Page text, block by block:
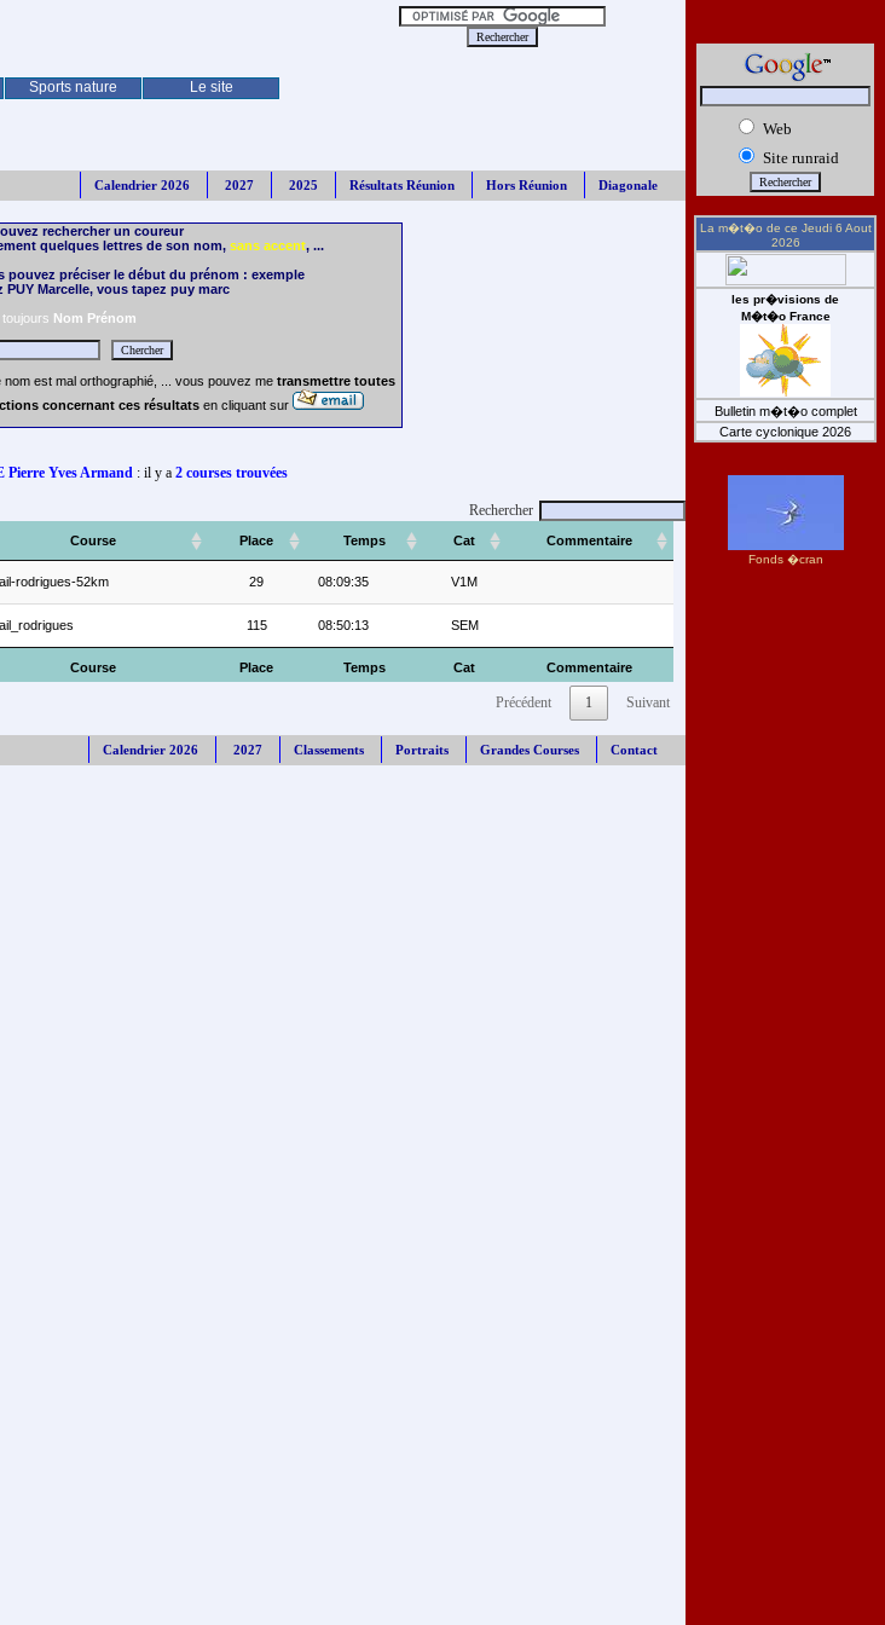
Sports nature Le site
Calendrier 2026 2027 2025 Résultats Réunion Hors Réunion Diagonale
rechercher un coureur
quelques lettres de son nom, sans accent, ...
pouvez préciser le début du prénom : exemple
PUY Marcelle, vous tapez puy marc
toujours Nom Prénom
est mal orthographié, ... vous pouvez me transmettre toutes
concernant ces résultats en cliquant sur
Pierre Yves Armand: il y a 2 courses trouvées
Rechercher
Course Place Temps Cat Commentaire
Course Place Temps Cat Commentaire
rodrigues-52km 29 08:09:35 V1M
115 08:50:13 SEM
Précédent 1 Suivant
Calendrier 2026 2027 Classements Portraits Grandes Courses Contact
Web
Site runraid
La m�t�o de ce Jeudi 6 Aout
2026
les pr�visions de
M�t�o France
Bulletin m�t�o complet
Carte cyclonique 2026
Fonds �cran